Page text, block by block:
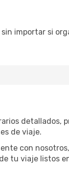
importar si
detallados,
de viaje.
con
tu viaje listos